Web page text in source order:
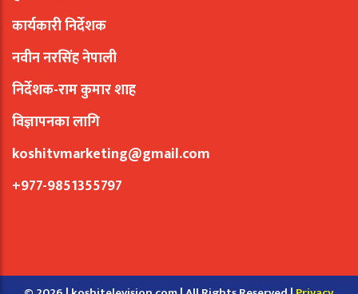
कार्यकारी निर्देशक
नवीन नरसिंह नेपाली
निर्देशक-राम कुमार शाह
विज्ञापनका लागि
koshitvmarketing@gmail.com
+977-9851355797